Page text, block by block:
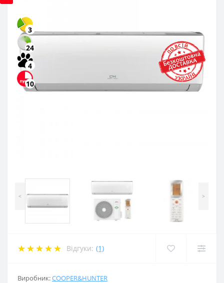
3
24
4
10
< >
Відгуки: (1)
Виробник:COOPER&HUNTER